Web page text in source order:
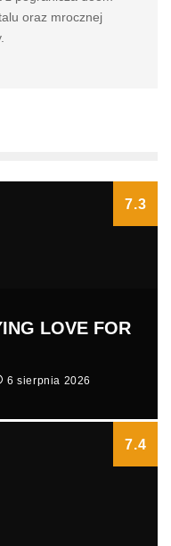
oraz mrocznej
7.3
LOVE FOR
6 sierpnia 2026
7.4